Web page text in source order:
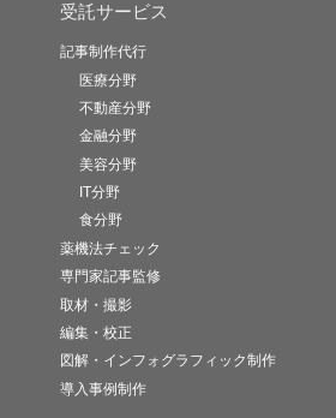
受託サービス
記事制作代行
医療分野
不動産分野
金融分野
美容分野
IT分野
食分野
薬機法チェック
専門家記事監修
取材・撮影
編集・校正
図解・インフォグラフィック制作
導入事例制作